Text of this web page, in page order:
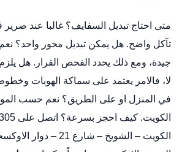
متى احتاج تبديل السفايف؟ غالبا عند
تآكل واضح. هل يمكن تبديل محور واحد؟ نعم
جيدة، ومع ذلك يحدد الفحص القرار. هل
لا، فالامر يعتمد على سماكة الهوبات
في المنزل او على الطريق؟ نعم حسب
الكويت – الشويخ – شارع